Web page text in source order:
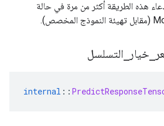
هذه الطريقة أكثر من مرة في حالة
خيار التسلسل
internal ::